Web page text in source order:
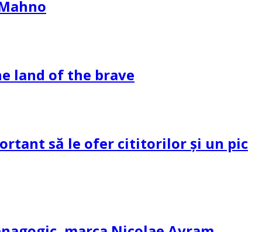
land of the brave
să le ofer cititorilor și un pic